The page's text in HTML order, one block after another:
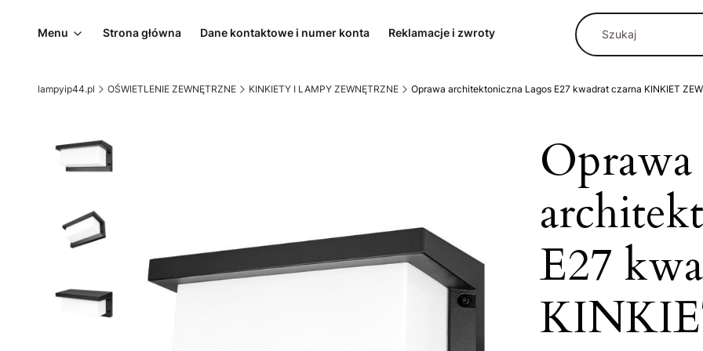
Menu Strona główna Dane kontaktowe i numer konta Reklamacje i zwroty
lampyip44.pl OŚWIETLENIE ZEWNĘTRZNE KINKIETY I LAMPY ZEWNĘTRZNE Oprawa architektoniczna Lagos E27 kwadrat czarna KINKIET
Oprawa
E27